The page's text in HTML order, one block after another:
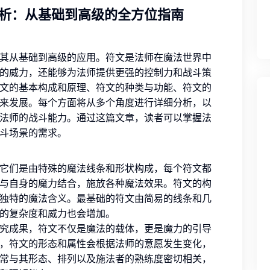
：从基础到高级的全方位指南
从基础到高级的应用。符文是法师在魔法世界中
威力，还能够为法师提供更强的控制力和战斗策
的基本构成和原理、符文的种类与功能、符文的
发展。每个方面将从多个角度进行详细分析，以
师的战斗能力。通过这篇文章，读者可以掌握法
场景的需求。
们是由特殊的魔法线条和形状构成，每个符文都
自身的魔力结合，施放各种魔法效果。符文的构
特的魔法含义。最基础的符文由简易的线条和几
复杂度和威力也会增加。
成果，符文不仅是魔法的载体，更是魔力的引导
文的形态和属性会根据法师的意愿发生变化，
其形态、排列以及施法者的熟练度密切相关，